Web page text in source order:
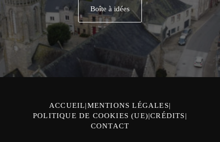
Boîte à idées
ACCUEIL MENTIONS LÉGALES
POLITIQUE DE COOKIES (UE) CRÉDITS
CONTACT